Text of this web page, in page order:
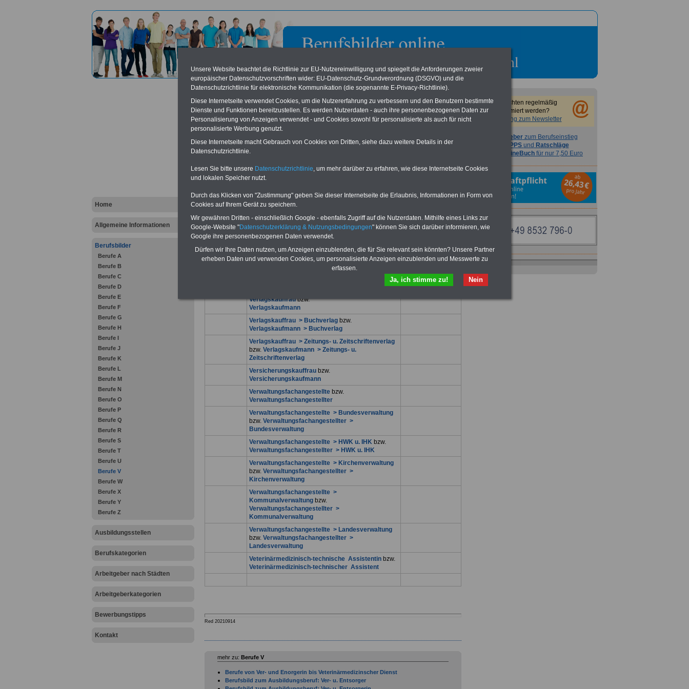
Home
Allgemeine Informationen
Berufsbilder
Berufe A
Berufe B
Berufe C
Berufe D
Berufe E
Berufe F
Berufe G
Berufe H
Berufe I
Berufe J
Berufe K
Berufe L
Berufe M
Berufe N
Berufe O
Berufe P
Berufe Q
Berufe R
Berufe S
Berufe T
Berufe U
Berufe V
Berufe W
Berufe X
Berufe Y
Berufe Z
Ausbildungsstellen
Berufskategorien
Arbeitgeber nach Städten
Arbeitgeberkategorien
Bewerbungstipps
Kontakt
Berufe von Ver- und Enorgerin bis Veterinärmedizinscher Dienst
Berufe und Berufsbilder
>>>zum LINK
Ver- u. Entsorgerin
Ver- u. Entsorger
Veranstaltungskaufmann
Verlagskauffraubzw.
Verlagskaufmann
Verlagskauffrau > Buchverlagbzw.
Verlagskaufmann > Buchverlag
Verlagskauffrau > Zeitungs- u. Zeitschriftenverlag
bzw. Verlagskaufmann > Zeitungs- u.
Zeitschriftenverlag
Versicherungskauffraubzw.
Versicherungskaufmann
Verwaltungsfachangestelltebzw.
Verwaltungsfachangestellter
Verwaltungsfachangestellte > Bundesverwaltung
bzw. Verwaltungsfachangestellter >
Bundesverwaltung
Verwaltungsfachangestellte > HWK u. IHKbzw.
Verwaltungsfachangestellter > HWK u. IHK
Verwaltungsfachangestellte > Kirchenverwaltung
bzw. Verwaltungsfachangestellter >
Kirchenverwaltung
Verwaltungsfachangestellte >
Kommunalverwaltungbzw.
Verwaltungsfachangestellter >
Kommunalverwaltung
Verwaltungsfachangestellte > Landesverwaltung
bzw. Verwaltungsfachangestellter >
Landesverwaltung
Veterinärmedizinisch-technische Assistentinbzw.
Veterinärmedizinisch-technischer Assistent
Red 20210914
mehr zu: Berufe V
Berufe von Ver- und Enorgerin bis Veterinärmedizinscher Dienst
Berufsbild zum Ausbildungsberuf: Ver- u. Entsorger
Sie möchten regelmäßig
informiert werden?
Anmeldung zum Newsletter
Ratgeberzum Berufseinstieg
TIPPS und Ratschläge
OnlineBuch für nur 7,50 Euro
Unsere Website beachtet die Richtlinie zur EU-Nutzereinwilligung und spiegelt die Anforderungen zweier
europäischer Datenschutzvorschriften wider: EU-Datenschutz-Grundverordnung (DSGVO) und die
Datenschutzrichtlinie für elektronische Kommunikation (die sogenannte E-Privacy-Richtlinie).
Diese Internetseite verwendet Cookies, um die Nutzererfahrung zu verbessern und den Benutzern bestimmte
Dienste und Funktionen bereitzustellen. Es werden Nutzerdaten - auch ihre personenbezogenen Daten zur
Personalisierung von Anzeigen verwendet - und Cookies sowohl für personalisierte als auch für nicht
personalisierte Werbung genutzt.
Diese Internetseite macht Gebrauch von Cookies von Dritten, siehe dazu weitere Details in der
Datenschutzrichtlinie.
Lesen Sie bitte unsere Datenschutzrichtlinie, um mehr darüber zu erfahren, wie diese Internetseite Cookies
und lokalen Speicher nutzt.
Durch das Klicken von "Zustimmung" geben Sie dieser Internetseite die Erlaubnis, Informationen in Form von
Cookies auf Ihrem Gerät zu speichern.
Wir gewähren Dritten - einschließlich Google - ebenfalls Zugriff auf die Nutzerdaten. Mithilfe eines Links zur
Google-Website "Datenschutzerklärung & Nutzungsbedingungen" können Sie sich darüber informieren, wie
Google ihre personenbezogenen Daten verwendet.
Dürfen wir Ihre Daten nutzen, um Anzeigen einzublenden, die für Sie relevant sein könnten? Unsere Partner
erheben Daten und verwenden Cookies, um personalisierte Anzeigen einzublenden und Messwerte zu
erfassen.
Nein
Ja, ich stimme zu!